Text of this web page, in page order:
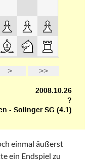
einmal äußerst
ein Endspiel zu